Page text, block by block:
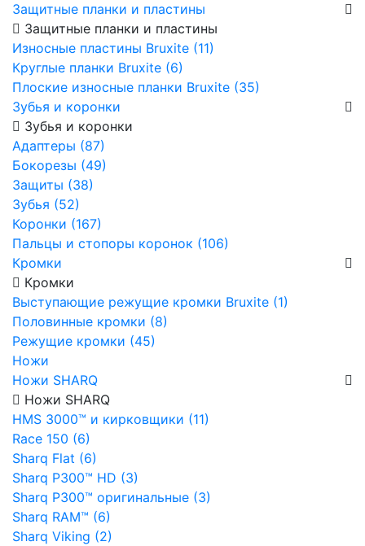
Защитные планки и пластины
Защитные планки и пластины
Износные пластины Bruxite (11)
Круглые планки Bruxite (6)
Плоские износные планки Bruxite (35)
Зубья и коронки
Зубья и коронки
Адаптеры (87)
Бокорезы (49)
Защиты (38)
Зубья (52)
Коронки (167)
Пальцы и стопоры коронок (106)
Кромки
Кромки
Выступающие режущие кромки Bruxite (1)
Половинные кромки (8)
Режущие кромки (45)
Ножи
Ножи SHARQ
Ножи SHARQ
HMS 3000™ и кирковщики (11)
Race 150 (6)
Sharq Flat (6)
Sharq P300™ HD (3)
Sharq P300™ оригинальные (3)
Sharq RAM™ (6)
Sharq Viking (2)